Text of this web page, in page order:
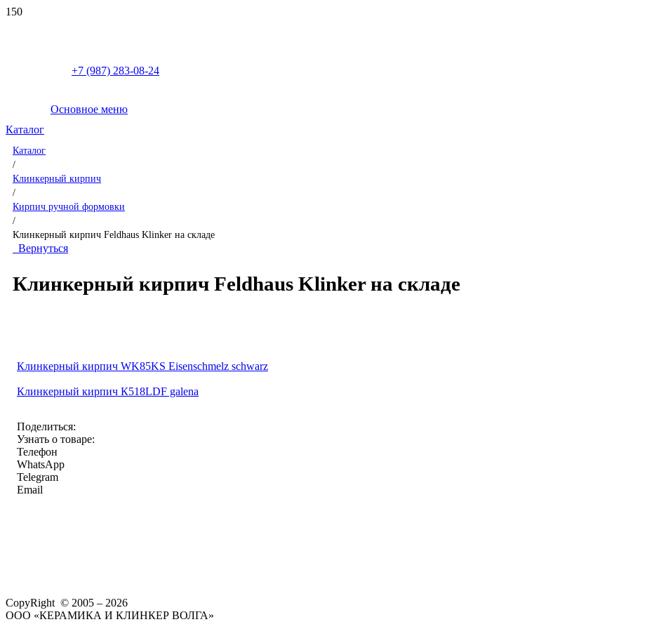
+7 (987) 283-08-24
Основное меню
Каталог
Каталог
/
Клинкерный кирпич
/
Кирпич ручной формовки
/
Клинкерный кирпич Feldhaus Klinker на складе
Вернуться
Клинкерный кирпич Feldhaus Klinker на складе
Клинкерный кирпич WK85KS Eisenschmelz schwarz
Клинкерный кирпич К518LDF galena
Поделиться:
Узнать о товаре:
Телефон
WhatsApp
Telegram
Email
CopyRight © 2005 – 2026
ООО «КЕРАМИКА И КЛИНКЕР ВОЛГА»